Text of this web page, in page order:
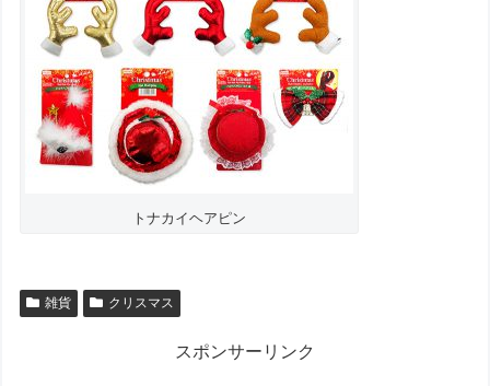
トナカイヘアピン
雑貨 クリスマス
スポンサーリンク